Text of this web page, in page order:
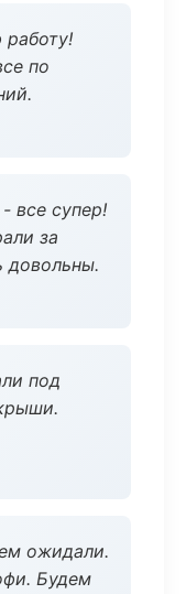
работу!
по
все супер!
за
довольны.
под
ожидали.
Будем